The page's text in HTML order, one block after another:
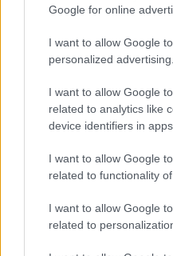
Google for online
I want to allow Google
personalized advertising.
I want to allow Google
related to analytics like
device identifiers in apps.
I want to allow Google
related to functionality
I want to allow Google
related to